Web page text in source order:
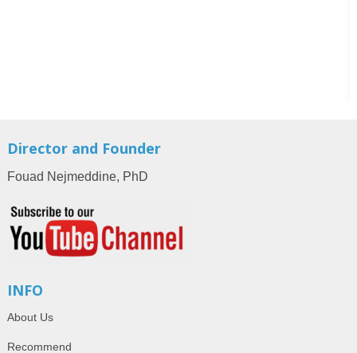
Director and Founder
Fouad Nejmeddine, PhD
INFO
About Us
Recommend